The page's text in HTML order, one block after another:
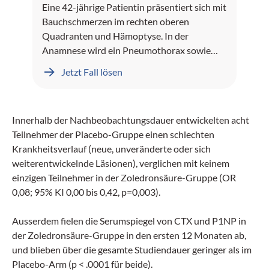
Eine 42-jährige Patientin präsentiert sich mit
Bauchschmerzen im rechten oberen
Quadranten und Hämoptyse. In der
Anamnese wird ein Pneumothorax sowie
Jetzt Fall lösen
Innerhalb der Nachbeobachtungsdauer entwickelten acht
Teilnehmer der Placebo-Gruppe einen schlechten
Krankheitsverlauf (neue, unveränderte oder sich
weiterentwickelnde Läsionen), verglichen mit keinem
einzigen Teilnehmer in der Zoledronsäure-Gruppe (OR
0,08; 95% KI 0,00 bis 0,42, p=0,003).
Ausserdem fielen die Serumspiegel von CTX und P1NP in
der Zoledronsäure-Gruppe in den ersten 12 Monaten ab,
und blieben über die gesamte Studiendauer geringer als im
Placebo-Arm (p < .0001 für beide).